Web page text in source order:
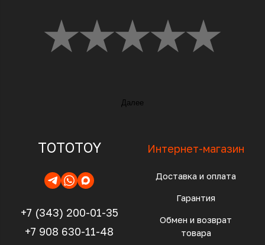
Далее
TOTOTOY
+7 (343) 200-01-35
+7 908 630-11-48
Интернет-магазин
Доставка и оплата
Гарантия
Обмен и возврат
товара